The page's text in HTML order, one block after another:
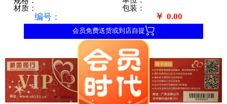
材质：
包装：
编号： ￥ 0.00
会员免费送货或到店自提 